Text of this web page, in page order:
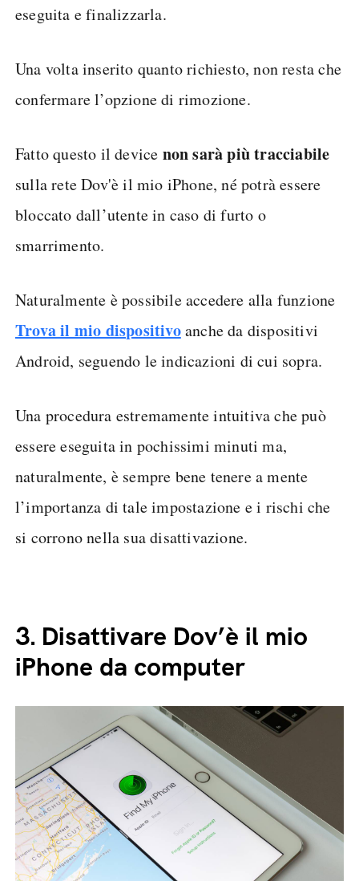
eseguita e finalizzarla.
Una volta inserito quanto richiesto, non resta che
confermare l’opzione di rimozione.
Fatto questo il device non sarà più tracciabile
sulla rete Dov'è il mio iPhone, né potrà essere
bloccato dall’utente in caso di furto o
smarrimento.
Naturalmente è possibile accedere alla funzione
Trova il mio dispositivoanche da dispositivi
Android, seguendo le indicazioni di cui sopra.
Una procedura estremamente intuitiva che può
essere eseguita in pochissimi minuti ma,
naturalmente, è sempre bene tenere a mente
l’importanza di tale impostazione e i rischi che
si corrono nella sua disattivazione.
3. Disattivare Dov’è il mio
iPhone da computer